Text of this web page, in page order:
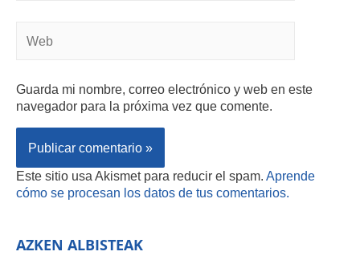
Guarda mi nombre, correo electrónico y web en este
navegador para la próxima vez que comente.
Este sitio usa Akismet para reducir el spam. Aprende
cómo se procesan los datos de tus comentarios.
AZKEN ALBISTEAK